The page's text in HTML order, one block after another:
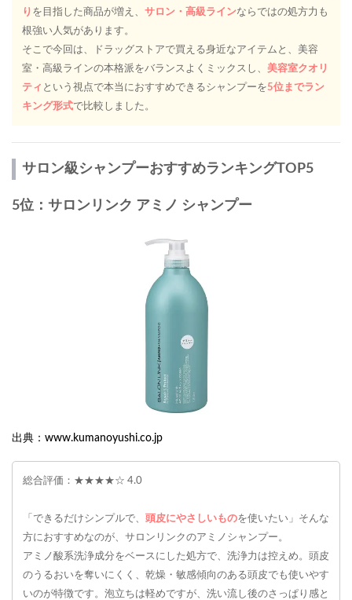
り を目指した商品が増え、 サロン・高級ラインならではの処方力も
根強い人気があります。
そこで今回は、ドラッグストアで買える身近なアイテムと、美容
室・高級ラインの本格派をバランスよくミックスし、
美容室クオリ
ティ という視点で本当におすすめできるシャンプーを5位までラン
キング形式で比較しました。
サロン級シャンプーおすすめランキングTOP5
5位：サロンリンク アミノ シャンプー
出典：www.kumanoyushi.co.jp
総合評価：★★★★☆ 4.0
「できるだけシンプルで、 頭皮にやさしいものを使いたい」そんな
方におすすめなのが、サロンリンクのアミノシャンプー。
アミノ酸系洗浄成分をベースにした処方で、洗浄力は控えめ。頭皮
のうるおいを奪いにくく、乾燥・敏感傾向のある頭皮でも使いやす
いのが特徴です。泡立ちは軽めですが、洗い流し後のさっぱり感と